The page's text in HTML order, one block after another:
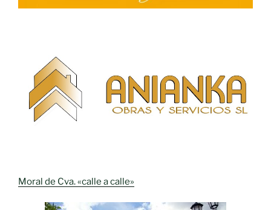
Moral de Cva. «calle a calle»